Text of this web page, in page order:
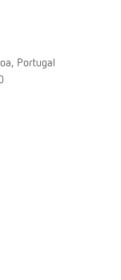
Portugal